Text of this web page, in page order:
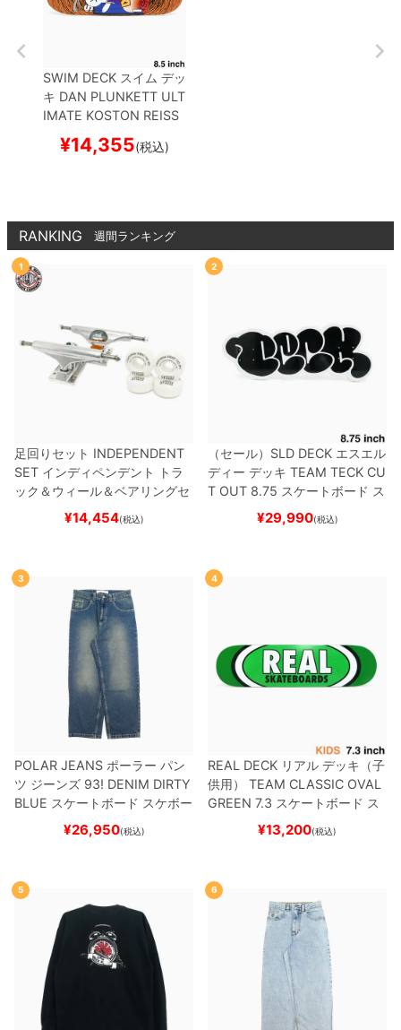
SWIM DECK スイム デッ
キ DAN PLUNKETT ULT
IMATE KOSTON REISS
UE 8.5 EGG SHAPE
ケートボード スケボー
¥14,355(税込)
RANKING 週間ランキング
1
足回りセット INDEPENDENT
SET インディペンデント
トラ
ック＆ウィール＆ベアリングセ
（トリック用）
ード スケボー
¥14,454(税込)
2
（セール） SLD DECK エスエル
ディー デッキ TEAM TECK CU
T OUT 8.75 スケートボード ス
¥29,990(税込)
3
POLAR JEANS ポーラー パン
ツ ジーンズ 93! DENIM DIRTY
BLUE スケートボード スケボー
¥26,950(税込)
4
REAL DECK リアル デッキ（子
供用）
TEAM CLASSIC OVAL
GREEN 7.3 スケートボード ス
¥13,200(税込)
5 6